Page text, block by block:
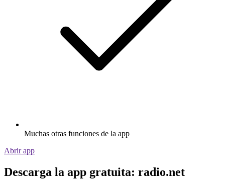
Muchas otras funciones de la app
Abrir app
Descarga la app gratuita: radio.net